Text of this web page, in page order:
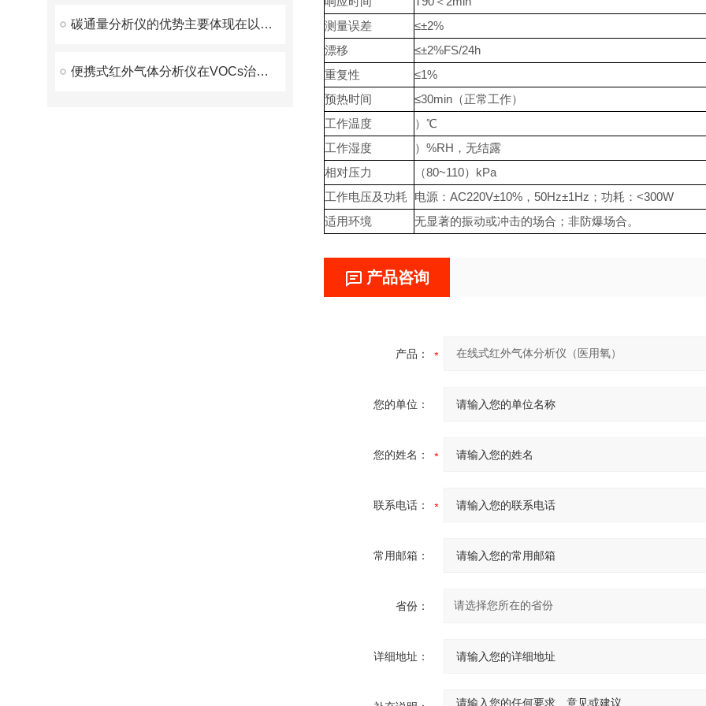
碳通量分析仪的优势主要体现在以下几个方面
便携式红外气体分析仪在VOCs治理中的应用
测量误差
≤±2%
漂移
≤±2%FS/24h
重复性
≤1%
预热时间
≤30min（正常工作）
工作温度
）℃
工作湿度
）%RH，无结露
相对压力
（80~110）kPa
工作电压及功耗
电源：AC220V±10%，50Hz±1Hz；功耗：<300W
适用环境
无显著的振动或冲击的场合；非防爆场合。
产品咨询
产品：
您的单位：
您的姓名：
联系电话：
常用邮箱：
省份：
详细地址：